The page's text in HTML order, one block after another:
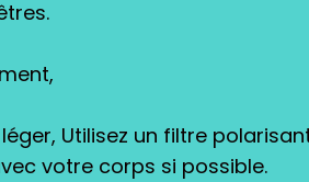
Utilisez un filtre
votre corps si possible.